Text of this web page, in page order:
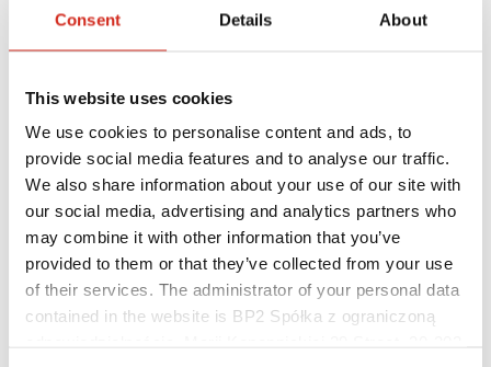
Consent Details About
This website uses cookies
We use cookies to personalise content and ads, to
provide social media features and to analyse our traffic.
We also share information about your use of our site with
our social media, advertising and analytics partners who
may combine it with other information that you’ve
provided to them or that they’ve collected from your use
of their services. The administrator of your personal data
contained in the website is BP2 Spółka z ograniczoną
Hasznos linkek
Bevonatok, színválaszték és garanciák
Garancia nyilvántartásba vétele
Megvalósítások és inspirációk
Letölthető fájlok
Hol lehet megvásárolni?
BIM könyvtárak